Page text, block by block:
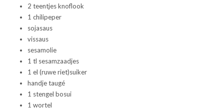
2 teentjes knoflook
1 chilipeper
sojasaus
vissaus
sesamolie
1 tl sesamzaadjes
1 el (ruwe riet)suiker
handje taugé
1 stengel bosui
1 wortel